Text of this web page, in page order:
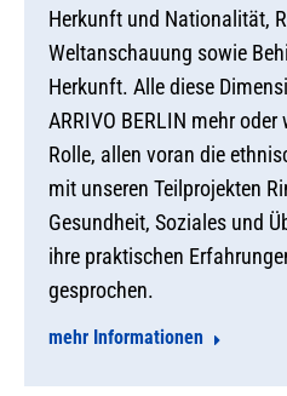
Herkunft und Nationalität,
Weltanschauung sowie
Herkunft. Alle diese
ARRIVO BERLIN mehr
Rolle, allen voran die
mit unseren Teilprojekten
Gesundheit, Soziales und
ihre praktischen
gesprochen.
mehr Informationen